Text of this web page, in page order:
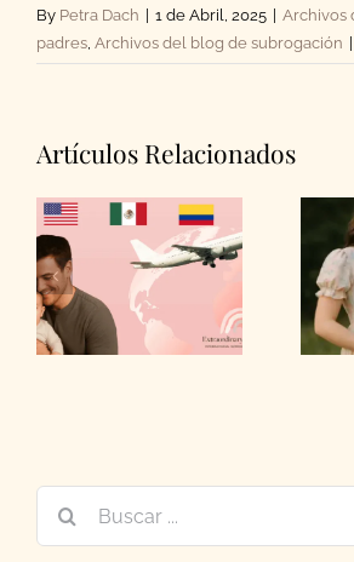
By Petra Dach 1 de Abril, 2025
Archivos
padres, Archivos del blog de subrogación
Artículos Relacionados
Buscar: